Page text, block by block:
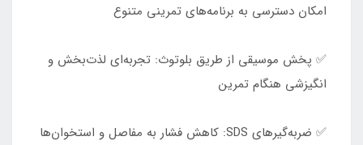
امکان دسترسی به برنامه‌های تمرینی متنوع
✅ پخش موسیقی از طریق بلوتوث: تجربه‌ای لذت‌بخش و
انگیزشی هنگام تمرین
✅ ضربه‌گیرهای SDS: کاهش فشار به مفاصل و استخوان‌ها